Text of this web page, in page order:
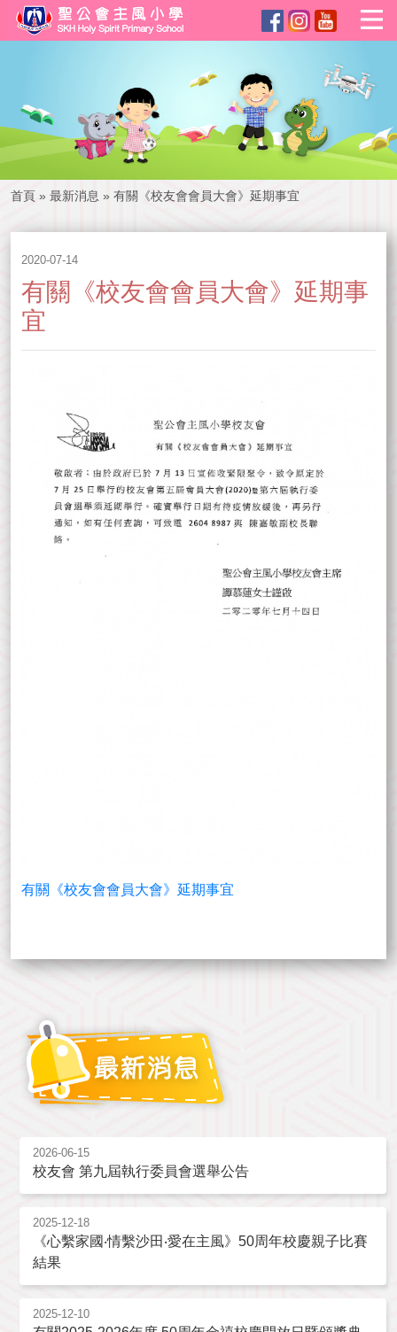
首頁 » 最新消息 » 有關《校友會會員大會》延期事宜
2020-07-14
有關《校友會會員大會》延期事
宜
有關《校友會會員大會》延期事宜
2026-06-15
校友會 第九屆執行委員會選舉公告
2025-12-18
《心繫家國‧情繫沙田‧愛在主風》50周年校慶親子比賽
結果
2025-12-10